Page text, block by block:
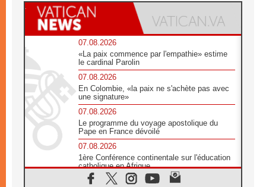
07.08.2026
«La paix commence par l'empathie» estime
le cardinal Parolin
07.08.2026
En Colombie, «la paix ne s'achète pas avec
une signature»
07.08.2026
Le programme du voyage apostolique du
Pape en France dévoilé
07.08.2026
1ère Conférence continentale sur l'éducation
catholique en Afrique
07.08.2026